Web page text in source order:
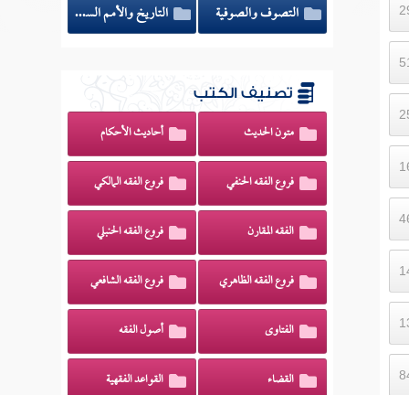
التصوف والصوفية
التاريخ والأمم السابقة
تصنيف الكتب
متون الحديث أحاديث الأحكام
فروع الفقه الحنفي فروع الفقه المالكي
الفقه المقارن فروع الفقه الحنبلي
فروع الفقه الظاهري فروع الفقه الشافعي
الفتاوى أصول الفقه
القضاء القواعد الفقهية